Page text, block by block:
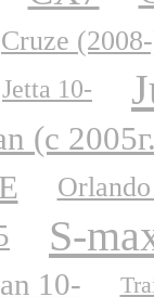
Cruze
Jetta 10-
(с
S-
10-